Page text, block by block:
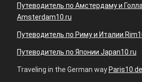
Путеводитель по Амстердаму и
Amsterdam10.ru
Путеводитель по Риму и Италии
Путеводитель по Японии Japan10.ru
Traveling in the German way Paris10.de